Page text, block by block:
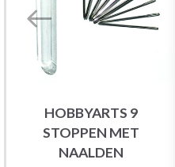
HOBBYARTS 9
STOPPEN MET
NAALDEN